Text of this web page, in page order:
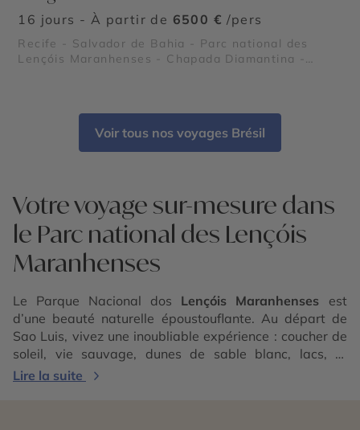
16 jours - À partir de 6500 € /pers
Recife - Salvador de Bahia - Parc national des
Lençóis Maranhenses - Chapada Diamantina -
Voir tous nos voyages Brésil
Votre voyage sur-mesure dans
le Parc national des Lençóis
Maranhenses
Le Parque Nacional dos Lençóis Maranhenses est
d’une beauté naturelle époustouflante. Au départ de
Sao Luis, vivez une inoubliable expérience : coucher de
soleil, vie sauvage, dunes de sable blanc, lacs, et
plages vous attendent pour une expérience inoubliable.
Lire la suite